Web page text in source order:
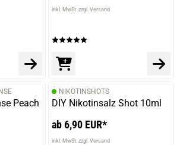
inkl. MwSt. zzgl. Versand
Peach
NIKOTINSHOTS
DIY Nikotinsalz Shot 10ml
ab 6,90 EUR*
inkl. MwSt. zzgl. Versand